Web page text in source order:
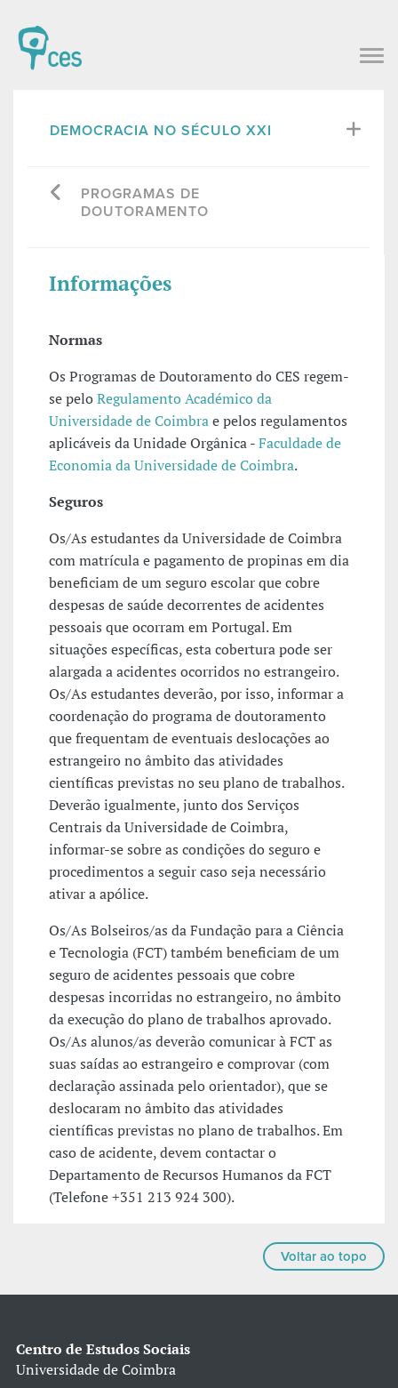
DEMOCRACIA NO SÉCULO XXI
PROGRAMAS DE
DOUTORAMENTO
Informações
Normas
Os Programas de Doutoramento do CES regem-
se peloRegulamento Académico da
Universidade de Coimbrae pelos regulamentos
aplicáveis da Unidade Orgânica -Faculdade de
Economia da Universidade de Coimbra.
Seguros
Os/As estudantes da Universidade de Coimbra
com matrícula e pagamento de propinas em dia
beneficiam de um seguro escolar que cobre
despesas de saúde decorrentes de acidentes
pessoais que ocorram em Portugal. Em
situações específicas, esta cobertura pode ser
alargada a acidentes ocorridos no estrangeiro.
Os/As estudantes deverão, por isso, informar a
coordenação do programa de doutoramento
que frequentam de eventuais deslocações ao
estrangeiro no âmbito das atividades
científicas previstas no seu plano de trabalhos.
Deverão igualmente, junto dos Serviços
Centrais da Universidade de Coimbra,
informar-se sobre as condições do seguro e
procedimentos a seguir caso seja necessário
ativar a apólice.
Os/As Bolseiros/as da Fundação para a Ciência
e Tecnologia (FCT) também beneficiam de um
seguro de acidentes pessoais que cobre
despesas incorridas no estrangeiro, no âmbito
da execução do plano de trabalhos aprovado.
Os/As alunos/as deverão comunicar à FCT as
suas saídas ao estrangeiro e comprovar (com
declaração assinada pelo orientador), que se
deslocaram no âmbito das atividades
científicas previstas no plano de trabalhos. Em
caso de acidente, devem contactar o
Departamento de Recursos Humanos da FCT
(Telefone +351 213 924 300).
Voltar ao topo
Centro de Estudos Sociais
Universidade de Coimbra